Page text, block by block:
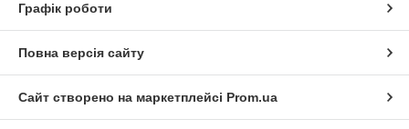
Графік роботи
Повна версія сайту
Сайт створено на маркетплейсі Prom.ua